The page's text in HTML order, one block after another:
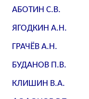
АБОТИН С.В.
ЯГОДКИН А.Н.
ГРАЧЁВ А.Н.
БУДАНОВ П.В.
КЛИШИН В.А.